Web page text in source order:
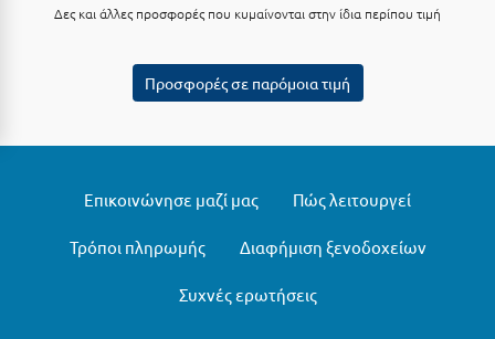
Ορεινή Αρκαδία
Ορεινή Ναυπακτία
Πάλαιρος
Δες και άλλες προσφορές που κυμαίνονται στην ίδια περίπου τιμή
Προσφορές σε παρόμοια τιμή
Επικοινώνησε μαζί μας Πώς λειτουργεί
Τρόποι πληρωμής Διαφήμιση ξενοδοχείων
Συχνές ερωτήσεις